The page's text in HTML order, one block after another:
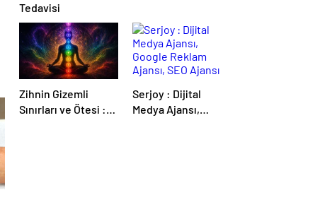
Tedavisi
Zihnin Gizemli
Sınırları ve Ötesi :
Serjoy : Dijital
Medya Ajansı,